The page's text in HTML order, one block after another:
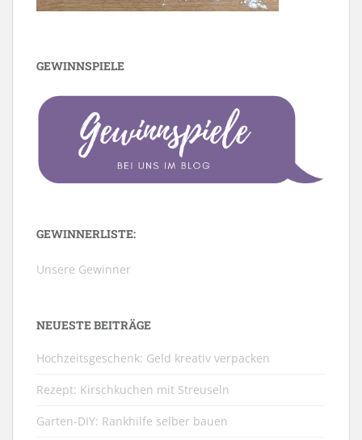
GEWINNSPIELE
GEWINNERLISTE:
Unsere Gewinner
NEUESTE BEITRÄGE
Hochzeitsgeschenk: Geld kreativ verpacken
Rezept: Kirschkuchen mit Streuseln
Garten-DIY: Rankhilfe selber bauen